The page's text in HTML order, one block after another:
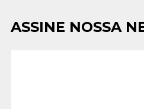
ASSINE NOSSA